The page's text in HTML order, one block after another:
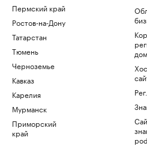
Пермский край
Ростов-на-Дону
Татарстан
Тюмень
Черноземье
Кавказ
Карелия
Мурманск
Приморский
край